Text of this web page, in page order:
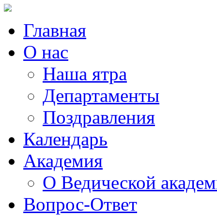
Главная
О нас
Наша ятра
Департаменты
Поздравления
Календарь
Академия
О Ведической
Вопрос-Ответ